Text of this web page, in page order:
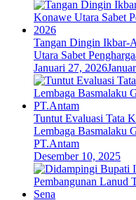
Tangan Dingin Ikbar-
Utara Sabet
Januari 27, 2026
Tuntut Evaluasi Tata
Lembaga Basmalaku
PT.Antam
Desember 10, 2025